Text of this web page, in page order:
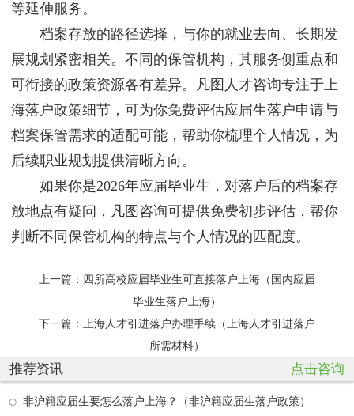
等延伸服务。
档案存放的路径选择，与你的就业去向、长期发
展规划紧密相关。不同的保管机构，其服务侧重点和
可衔接的政策资源各有差异。凡图人才咨询专注于上
海落户政策细节，可为你免费评估应届生落户申请与
档案保管需求的适配可能，帮助你梳理个人情况，为
后续职业规划提供清晰方向。
如果你是2026年应届毕业生，对落户后的档案存
放地点有疑问，凡图咨询可提供免费初步评估，帮你
判断不同保管机构的特点与个人情况的匹配度。
上一篇： 四所高校应届毕业生可直接落户上海（国内应届
毕业生落户上海）
下一篇：
上海人才引进落户办理手续（上海人才引进落户
所需材料）
推荐资讯 点击咨询
非沪籍应届生要怎么落户上海？（非沪籍应届生落户政策）